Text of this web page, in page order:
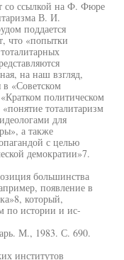
со ссылкой на Ф. Фюре
В. И.
поддается
что «попытки
на наш взгляд,
в «Советском
политическом
тоталитаризм
для
а также
с целью
демократии»7.
большинства
появление в
который,
по истории и ис-
М., 1983. С. 690.
институтов